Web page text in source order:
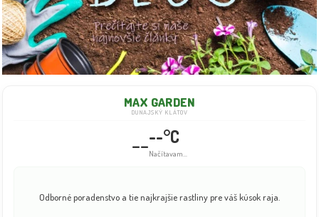
MAX GARDEN
DUNAJSKÝ KLÁTOV
----°C
Načítavam...
Odborné poradenstvo a tie najkrajšie rastliny pre váš kúsok raja.